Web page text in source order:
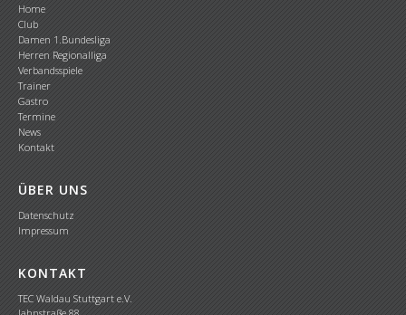
Home
Club
Damen 1.Bundesliga
Herren Regionalliga
Verbandsspiele
Trainer
Gastro
Termine
News
Kontakt
ÜBER UNS
Datenschutz
Impressum
KONTAKT
TEC Waldau Stuttgart e.V.